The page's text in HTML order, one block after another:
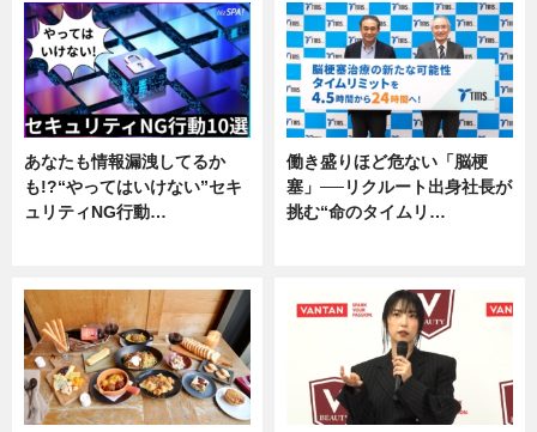
あなたも情報漏洩してるか
も!?“やってはいけない”セキ
ュリティNG行動…
働き盛りほど危ない「脳梗
塞」──リクルート出身社長が
挑む“命のタイムリ…